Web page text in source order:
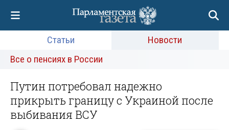
Статьи
Новости
Все о пенсиях в России
Путин потребовал надежно
прикрыть границу с Украиной после
выбивания ВСУ